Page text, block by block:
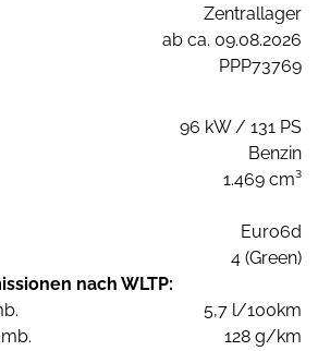
Zentrallager
ab ca. 09.08.2026
PPP73769
96 kW / 131 PS
Benzin
1.469 cm³
Euro6d
4 (Green)
nach WLTP:
5,7 l/100km
128 g/km